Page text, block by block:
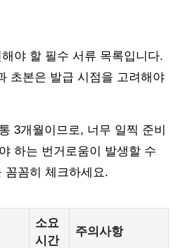
야 할 필수 서류 목록입니다.
초본은 발급 시점을 고려해야
3개월이므로, 너무 일찍 준비
하는 번거로움이 발생할 수
꼼꼼히 체크하세요.
소요
시간
주의사항